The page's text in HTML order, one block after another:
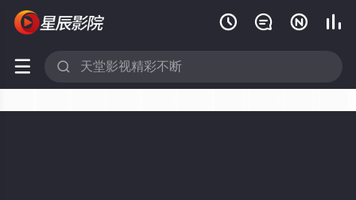
   
 